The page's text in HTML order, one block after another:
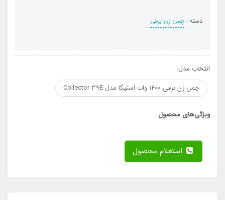
دسته : چمن زن برقی
انتخاب مدل:
چمن زن برقی 1400 وات استیگا مدل Collector 39E
ویژگی‌های محصول